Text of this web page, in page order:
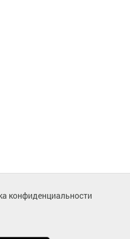
конфиденциальности